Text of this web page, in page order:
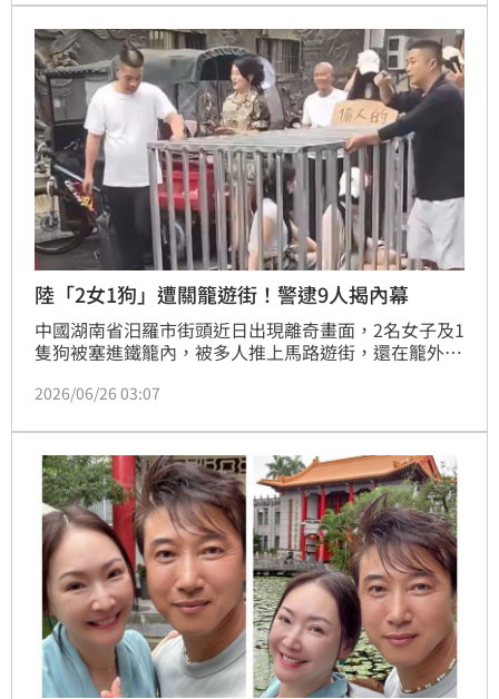
買的流量閉環。目前已協助逾150家品牌優化排名，有
效縮短消費者決策路徑並大幅提升轉單率。
陸「2女1狗」遭關籠遊街！警逮9人揭內幕
中國湖南省汨羅市街頭近日出現離奇畫面，2名女子及1
隻狗被塞進鐵籠內，被多人推上馬路遊街，還在籠外掛
路上引發輿論熱議。
2026/06/26 03:07